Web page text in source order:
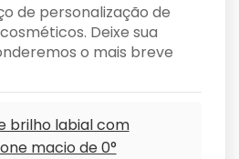
de personalização de
Deixe sua
o mais breve
brilho labial com
macio de 0°